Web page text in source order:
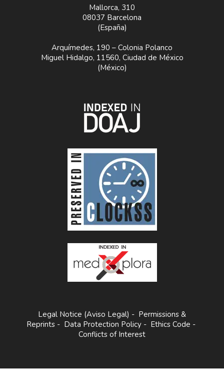
Mallorca, 310
08037 Barcelona
(España)
Arquímedes, 190 – Colonia Polanco
Miguel Hidalgo, 11560, Ciudad de México
(México)
Legal Notice (Aviso Legal) - Permissions &
Reprints - Data Protection Policy - Ethics Code -
Conflicts of Interest